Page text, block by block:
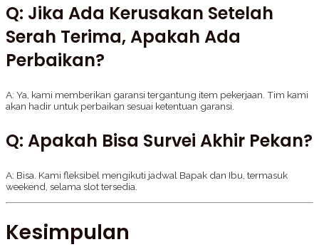
Q: Jika Ada Kerusakan Setelah
Serah Terima, Apakah Ada
Perbaikan?
A: Ya, kami memberikan garansi tergantung item pekerjaan. Tim kami
akan hadir untuk perbaikan sesuai ketentuan garansi.
Q: Apakah Bisa Survei Akhir Pekan?
A: Bisa. Kami fleksibel mengikuti jadwal Bapak dan Ibu, termasuk
weekend, selama slot tersedia.
Kesimpulan